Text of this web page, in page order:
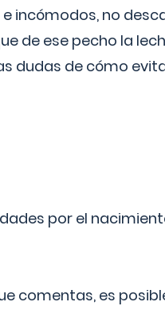
incómodos, no
de ese pecho la
dudas de cómo
por el
comentas, es